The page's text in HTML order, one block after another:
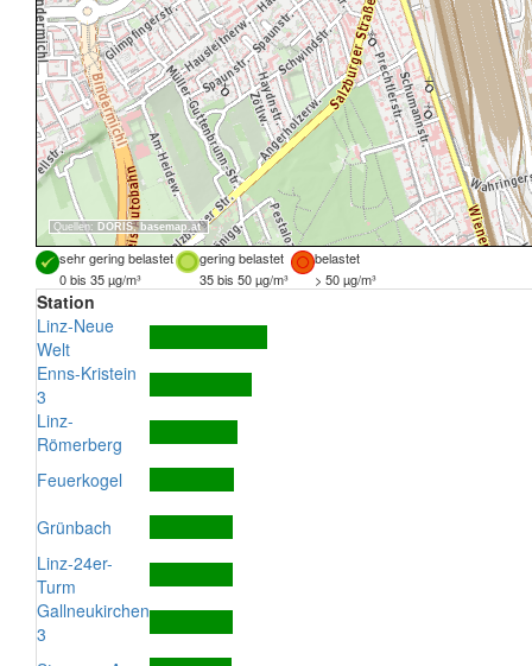
Quellen: DORIS, basemap.at
sehr gering belastet gering belastet
belastet
0 bis 35 µg/m³
35 bis 50 µg/m³ > 50 µg/m³
Station
Linz-Neue
Welt
Enns-Kristein
3
Linz-
Römerberg
Feuerkogel
Grünbach
Linz-24er-
Turm
Gallneukirchen
3